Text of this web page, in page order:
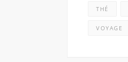
THÉ
VOYAGE